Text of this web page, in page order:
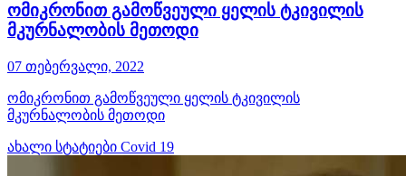
ომიკრონით გამოწვეული ყელის ტკივილის
მკურნალობის მეთოდი
07 თებერვალი, 2022
ომიკრონით გამოწვეული ყელის ტკივილის
მკურნალობის მეთოდი
ახალი სტატიები Covid 19